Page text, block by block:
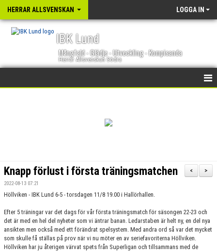
HERRAR ALLSVENSKAN LOGGA IN
IBK Lund
Mångfald - Glädje - Utveckling - Kompisanda
Herrar Allsvenskan Södra
GÄSTBOK
KONTAKT
MATCHER
>
<
Knapp förlust i första träningsmatchen
2022-08-13 07:21
Höllviken - IBK Lund 6-5 - torsdagen 11/8 19.00 i Hallörhallen.
Efter 5 träningar var det dags för vår första träningsmatch för säsongen 22-23 och
det är med en hel del nyheter som vi äntrar banan. Ledarstaben är helt ny, en del nya
ansikten men också med ett förändrat spelsystem. Med andra ord så var det mycket
som skulle få ställas på prov när vi nu möter en av seriefavoriterna Höllviken.
Höllviken har ju återigen värvat spets från Superligan och tillsammans med de